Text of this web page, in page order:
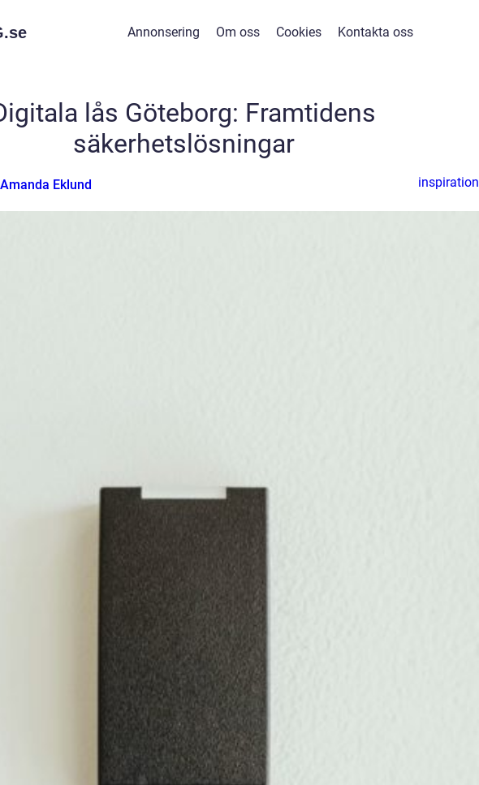
se Annonsering Om oss Cookies Kontakta oss
lås Göteborg: Framtidens
säkerhetslösningar
Amanda Eklund inspiration